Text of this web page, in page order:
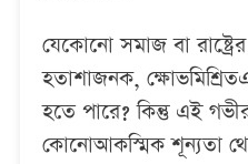
যেকোনো সমাজ বা
হতাশাজনক,
হতে পারে? কিন্তু এই
কোনোআকস্মিক শূন্যতা